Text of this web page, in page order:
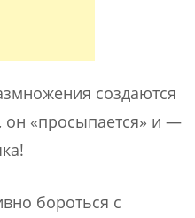
создаются
он «просыпается» и —
бороться с